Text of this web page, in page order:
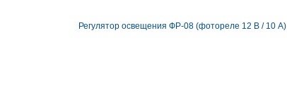
Регулятор освещения ФР-08 (фотореле 12 В / 10 А)